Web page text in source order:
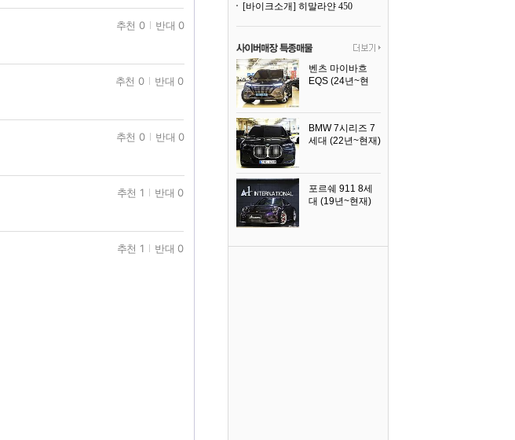
추천 0 반대 0
추천 0 반대 0
추천 0 반대 0
추천 1 반대 0
추천 1 반대 0
[바이크소개] 히말라얀 450
벤츠 마이바흐
EQS (24년~현
BMW 7시리즈 7
세대 (22년~현재)
포르쉐 911 8세
대 (19년~현재)